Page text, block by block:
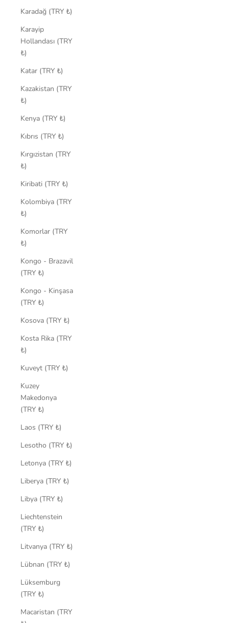
Karadağ (TRY ₺)
Karayip
Hollandası (TRY
₺)
Katar (TRY ₺)
Kazakistan (TRY
₺)
Kenya (TRY ₺)
Kıbrıs (TRY ₺)
Kırgızistan (TRY
₺)
Kiribati (TRY ₺)
Kolombiya (TRY
₺)
Komorlar (TRY
₺)
Kongo - Brazavil
(TRY ₺)
Kongo - Kinşasa
(TRY ₺)
Kosova (TRY ₺)
Kosta Rika (TRY
₺)
Kuveyt (TRY ₺)
Kuzey
Makedonya
(TRY ₺)
Laos (TRY ₺)
Lesotho (TRY ₺)
Letonya (TRY ₺)
Liberya (TRY ₺)
Libya (TRY ₺)
Liechtenstein
(TRY ₺)
Litvanya (TRY ₺)
Lübnan (TRY ₺)
Lüksemburg
(TRY ₺)
Macaristan (TRY